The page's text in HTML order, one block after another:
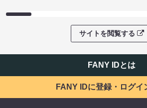
サイトを閲覧する
FANY IDとは
FANY IDに登録・ログイ